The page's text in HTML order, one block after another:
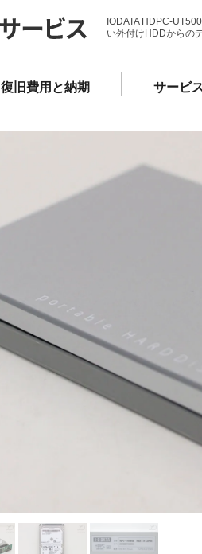
IODATA HDPC-
い外付けHDDからの
復旧費用と納期 サービ